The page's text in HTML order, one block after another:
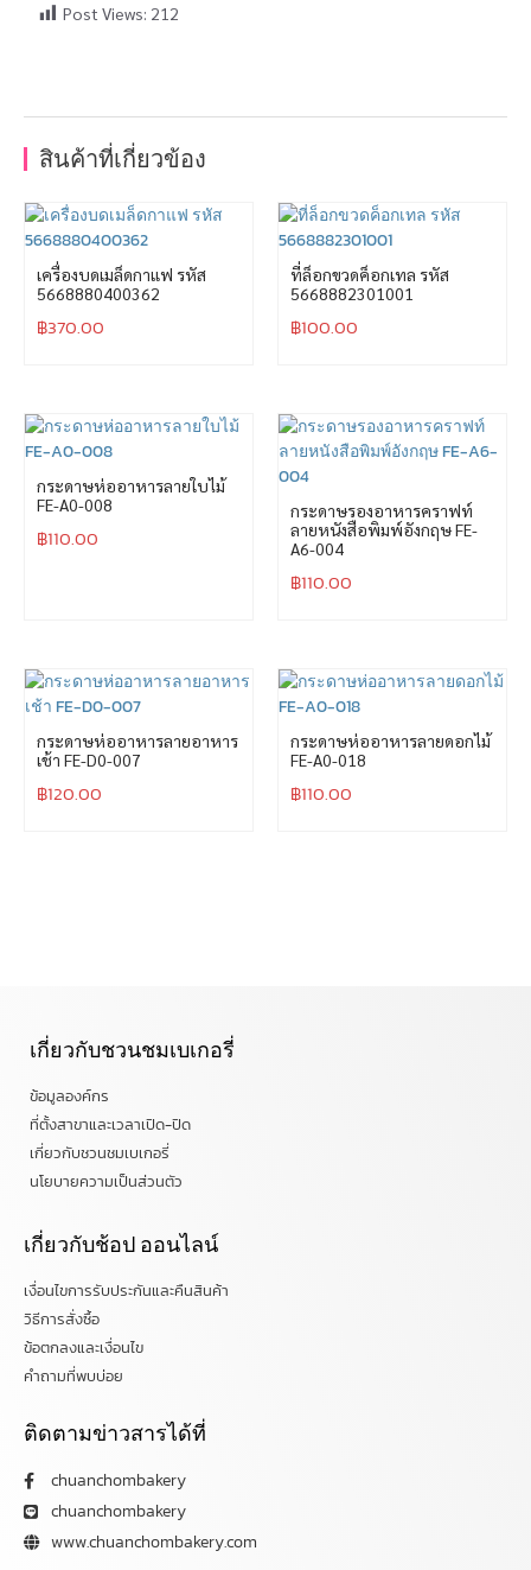
Post Views: 212
สินค้าที่เกี่ยวข้อง
เครื่องบดเมล็ดกาแฟ รหัส
5668880400362
฿370.00
ที่ล็อกขวดค็อกเทล รหัส
5668882301001
฿100.00
กระดาษห่ออาหารลายใบไม้
FE-A0-008
฿110.00
กระดาษรองอาหารคราฟท์
ลายหนังสือพิมพ์อังกฤษ FE-
A6-004
฿110.00
กระดาษห่ออาหารลายอาหาร
เช้า FE-D0-007
฿120.00
กระดาษห่ออาหารลายดอกไม้
FE-A0-018
฿110.00
เกี่ยวกับชวนชมเบเกอรี่
ข้อมูลองค์กร
ที่ตั้งสาขาและเวลาเปิด-ปิด
เกี่ยวกับชวนชมเบเกอรี่
นโยบายความเป็นส่วนตัว
เกี่ยวกับช้อป ออนไลน์
เงื่อนไขการรับประกันและคืนสินค้า
วิธีการสั่งซื้อ
ข้อตกลงและเงื่อนไข
คำถามที่พบบ่อย
ติดตามข่าวสารได้ที่
chuanchombakery
chuanchombakery
www.chuanchombakery.com